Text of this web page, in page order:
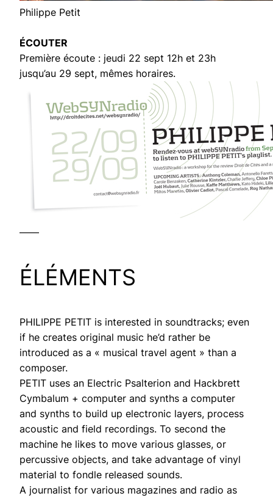
Philippe Petit
ÉCOUTER
Première écoute : jeudi 22 sept 12h et 23h
jusqu’au 29 sept, mêmes horaires.
——
ÉLÉMENTS
PHILIPPE PETIT is interested in soundtracks; even
if he creates original music he’d rather be
introduced as a « musical travel agent » than a
composer.
PETIT uses an Electric Psalterion and Hackbrett
Cymbalum + computer and synths a computer
and synths to build up electronic layers, process
acoustic and field recordings. To second the
machine he likes to move various glasses, or
percussive objects, and take advantage of vinyl
material to fondle released sounds.
A journalist for various magazines and radio as